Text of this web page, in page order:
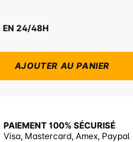
EN 24/48H
AJOUTER AU PANIER
PAIEMENT 100% SÉCURISÉ
Visa, Mastercard, Amex, Paypal